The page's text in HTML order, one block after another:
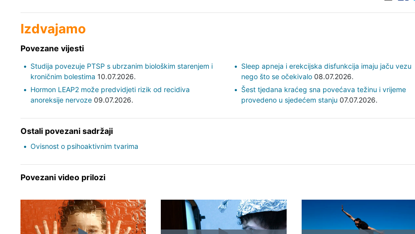
Izdvajamo
Povezane vijesti
Studija povezuje PTSP s ubrzanim biološkim starenjem i
kroničnim bolestima 10.07.2026.
Hormon LEAP2 može predvidjeti rizik od recidiva
anoreksije nervoze09.07.2026.
Sleep apneja i erekcijska disfunkcija imaju jaču vezu
nego što se očekivalo 08.07.2026.
Šest tjedana kraćeg sna povećava težinu i vrijeme
provedeno u sjedećem stanju 07.07.2026.
Ostali povezani sadržaji
Ovisnost o psihoaktivnim tvarima
Povezani video prilozi